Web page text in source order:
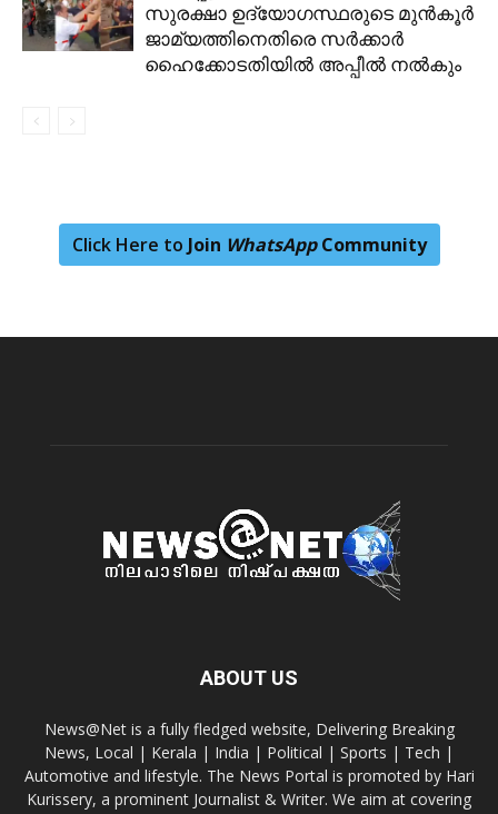
സുരക്ഷാ ഉദ്യോഗസ്ഥരുടെ മുൻകൂർ
ജാമ്യത്തിനെതിരെ സർക്കാർ
ഹൈക്കോടതിയിൽ അപ്പീൽ നൽകും
Click Here to Join WhatsAppCommunity
ABOUT US
News@Net is a fully fledged website, Delivering Breaking
News, Local | Kerala | India | Political | Sports | Tech |
Automotive and lifestyle. The News Portal is promoted by Hari
Kurissery, a prominent Journalist & Writer. We aim at covering